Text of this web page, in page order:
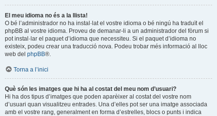
El meu idioma no és a la llista!
O bé l’administrador no ha instal·lat el vostre idioma o bé ningú ha traduït el
phpBB al vostre idioma. Proveu de demanar-li a un administrador del fòrum si
pot instal·lar el paquet d’idioma que necessiteu. Si el paquet d’idioma no
existeix, podeu crear una traducció nova. Podeu trobar més informació al lloc
web del phpBB®.
Torna a l’inici
Què són les imatges que hi ha al costat del meu nom d’usuari?
Hi ha dos tipus d’imatges que poden aparèixer al costat del vostre nom
d’usuari quan visualitzeu entrades. Una d’elles pot ser una imatge associada
amb el vostre rang, generalment en forma d’estrelles, blocs o punts i indica